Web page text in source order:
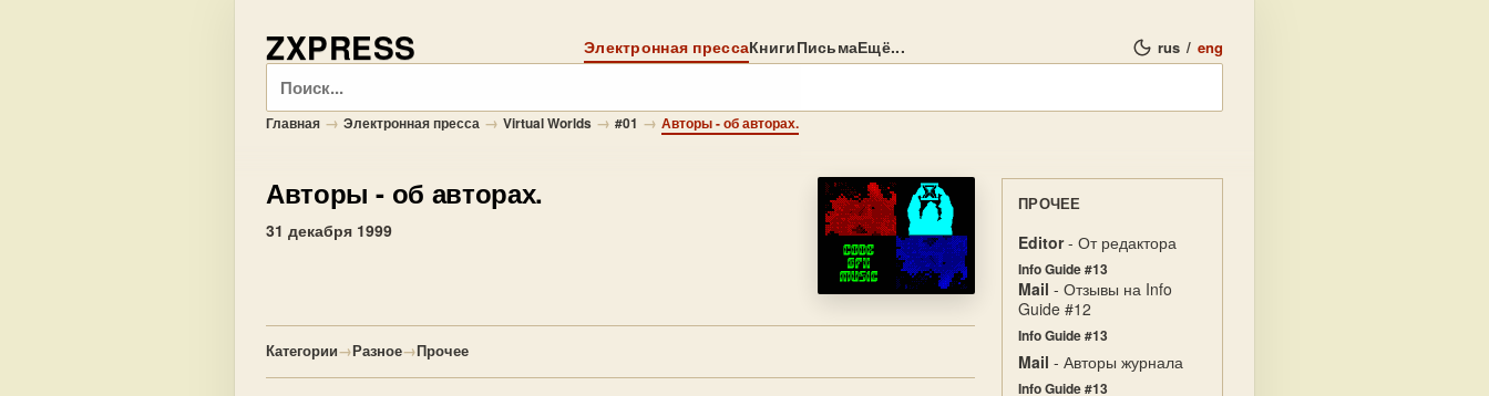
ZXPRESS Электронная прессаКнигиПисьмаЕщё... rus / eng
Поиск
Главная → Электронная пресса → Virtual Worlds → #01 → Авторы - об авторах.
Авторы - об авторах.
31 декабря 1999
Категории→Разное→Прочее
ПРОЧЕЕ
Editor- От редактора
Info Guide #13
Mail - Отзывы на Info
Guide #12
Info Guide #13
Mail - Авторы журнала
Info Guide #13